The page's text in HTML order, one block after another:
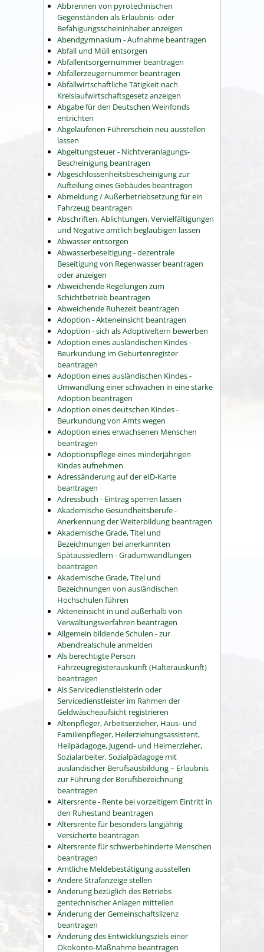
Abbrennen von pyrotechnischen
Gegenständen als Erlaubnis- oder
Befähigungsscheininhaber anzeigen
Abendgymnasium - Aufnahme beantragen
Abfall und Müll entsorgen
Abfallentsorgernummer beantragen
Abfallerzeugernummer beantragen
Abfallwirtschaftliche Tätigkeit nach
Kreislaufwirtschaftsgesetz anzeigen
Abgabe für den Deutschen Weinfonds
entrichten
Abgelaufenen Führerschein neu ausstellen
lassen
Abgeltungsteuer - Nichtveranlagungs-
Bescheinigung beantragen
Abgeschlossenheitsbescheinigung zur
Aufteilung eines Gebäudes beantragen
Abmeldung / Außerbetriebsetzung für ein
Fahrzeug beantragen
Abschriften, Ablichtungen, Vervielfältigungen
und Negative amtlich beglaubigen lassen
Abwasser entsorgen
Abwasserbeseitigung - dezentrale
Beseitigung von Regenwasser beantragen
oder anzeigen
Abweichende Regelungen zum
Schichtbetrieb beantragen
Abweichende Ruhezeit beantragen
Adoption - Akteneinsicht beantragen
Adoption - sich als Adoptiveltern bewerben
Adoption eines ausländischen Kindes -
Beurkundung im Geburtenregister
beantragen
Adoption eines ausländischen Kindes -
Umwandlung einer schwachen in eine starke
Adoption beantragen
Adoption eines deutschen Kindes -
Beurkundung von Amts wegen
Adoption eines erwachsenen Menschen
beantragen
Adoptionspflege eines minderjährigen
Kindes aufnehmen
Adressänderung auf der eID-Karte
beantragen
Adressbuch - Eintrag sperren lassen
Akademische Gesundheitsberufe -
Anerkennung der Weiterbildung beantragen
Akademische Grade, Titel und
Bezeichnungen bei anerkannten
Spätaussiedlern - Gradumwandlungen
beantragen
Akademische Grade, Titel und
Bezeichnungen von ausländischen
Hochschulen führen
Akteneinsicht in und außerhalb von
Verwaltungsverfahren beantragen
Allgemein bildende Schulen - zur
Abendrealschule anmelden
Als berechtigte Person
Fahrzeugregisterauskunft (Halterauskunft)
beantragen
Als Servicedienstleisterin oder
Servicedienstleister im Rahmen der
Geldwäscheaufsicht registrieren
Altenpfleger, Arbeitserzieher, Haus- und
Familienpfleger, Heilerziehungsassistent,
Heilpädagoge, Jugend- und Heimerzieher,
Sozialarbeiter, Sozialpädagoge mit
ausländischer Berufsausbildung – Erlaubnis
zur Führung der Berufsbezeichnung
beantragen
Altersrente - Rente bei vorzeitigem Eintritt in
den Ruhestand beantragen
Altersrente für besonders langjährig
Versicherte beantragen
Altersrente für schwerbehinderte Menschen
beantragen
Amtliche Meldebestätigung ausstellen
Andere Strafanzeige stellen
Änderung bezüglich des Betriebs
gentechnischer Anlagen mitteilen
Änderung der Gemeinschaftslizenz
beantragen
Änderung des Entwicklungsziels einer
Ökokonto-Maßnahme beantragen